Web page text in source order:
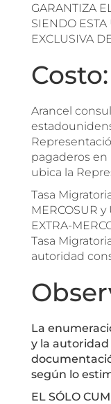
GARANTIZA
SIENDO
EXCLUSIVA
Costo:
Arancel
pagaderos
ubica la
Tasa
MERCOSUR
EXTRA-
Tasa
autoridad
La
y la
según lo
EL SÓLO